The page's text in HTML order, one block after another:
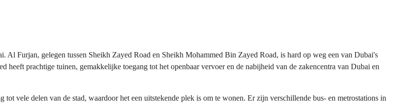
Furjan, gelegen tussen Sheikh Zayed Road en Sheikh Mohammed Bin Zayed Road, is hard op weg een van Dubai's
heeft prachtige tuinen, gemakkelijke toegang tot het openbaar vervoer en de nabijheid van de zakencentra van Dubai en
vele delen van de stad, waardoor het een uitstekende plek is om te wonen. Er zijn verschillende bus- en metrostations in